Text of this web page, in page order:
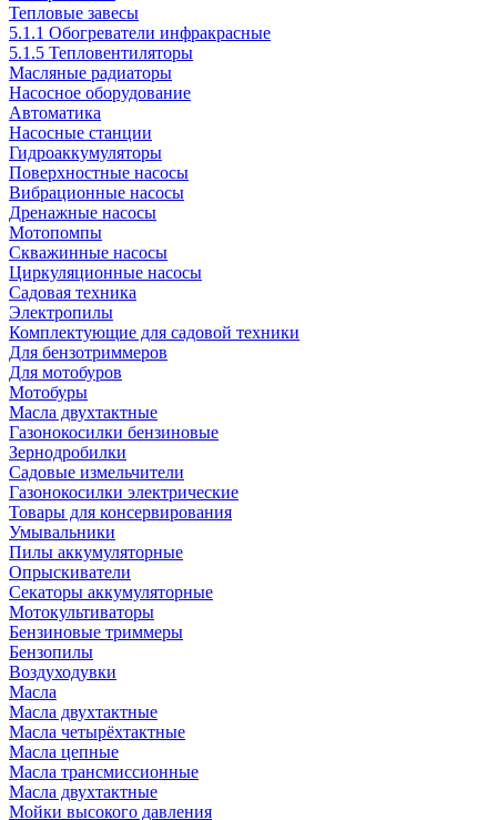
Тепловые завесы
5.1.1 Обогреватели инфракрасные
5.1.5 Тепловентиляторы
Масляные радиаторы
Насосное оборудование
Автоматика
Насосные станции
Гидроаккумуляторы
Поверхностные насосы
Вибрационные насосы
Дренажные насосы
Мотопомпы
Скважинные насосы
Циркуляционные насосы
Садовая техника
Электропилы
Комплектующие для садовой техники
Для бензотриммеров
Для мотобуров
Мотобуры
Масла двухтактные
Газонокосилки бензиновые
Зернодробилки
Садовые измельчители
Газонокосилки электрические
Товары для консервирования
Умывальники
Пилы аккумуляторные
Опрыскиватели
Секаторы аккумуляторные
Мотокультиваторы
Бензиновые триммеры
Бензопилы
Воздуходувки
Масла
Масла двухтактные
Масла четырёхтактные
Масла цепные
Масла трансмиссионные
Масла двухтактные
Мойки высокого давления